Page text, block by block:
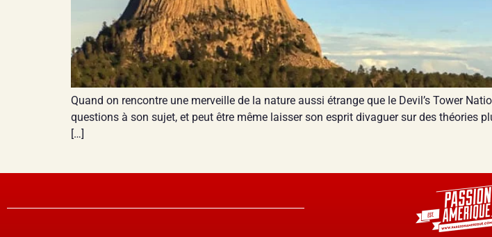
Quand on rencontre une merveille de la nature aussi étrange que le Devil’s Tower
questions à son sujet, et peut être même laisser son esprit divaguer sur des théories
[…]